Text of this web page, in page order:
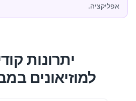
אפליקציה.
למוזיאונים